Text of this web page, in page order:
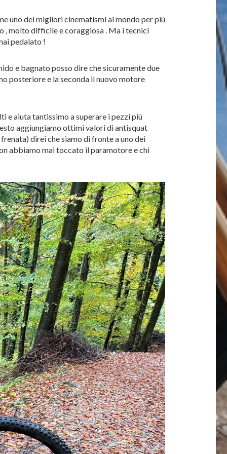
uno dei migliori cinematismi al mondo per più
, molto difficile e coraggiosa . Ma i tecnici
pedalato !
e bagnato posso dire che sicuramente due
posteriore e la seconda il nuovo motore
e aiuta tantissimo a superare i pezzi più
aggiungiamo ottimi valori di antisquat
direi che siamo di fronte a uno dei
abbiamo mai toccato il paramotore e chi